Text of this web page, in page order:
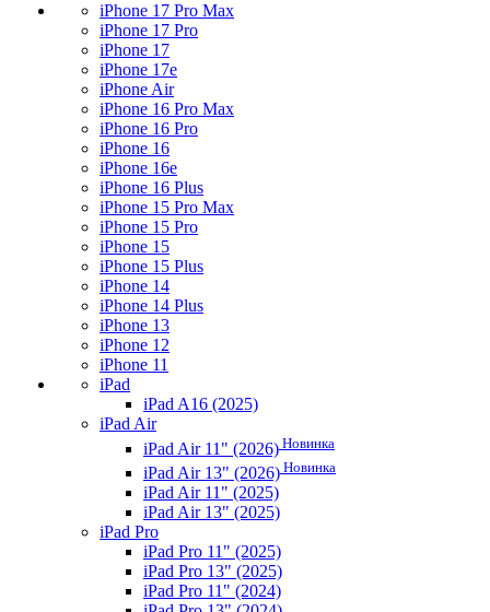
iPhone 17 Pro Max
iPhone 17 Pro
iPhone 17
iPhone 17e
iPhone Air
iPhone 16 Pro Max
iPhone 16 Pro
iPhone 16
iPhone 16e
iPhone 16 Plus
iPhone 15 Pro Max
iPhone 15 Pro
iPhone 15
iPhone 15 Plus
iPhone 14
iPhone 14 Plus
iPhone 13
iPhone 12
iPhone 11
iPad
iPad A16 (2025)
iPad Air
iPad Air 11" (2026) Новинка
iPad Air 13" (2026) Новинка
iPad Air 11" (2025)
iPad Air 13" (2025)
iPad Pro
iPad Pro 11" (2025)
iPad Pro 13" (2025)
iPad Pro 11" (2024)